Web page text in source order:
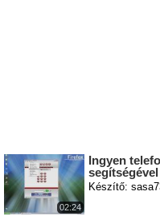
02:24
Ingyen
segítségével
Készítő: